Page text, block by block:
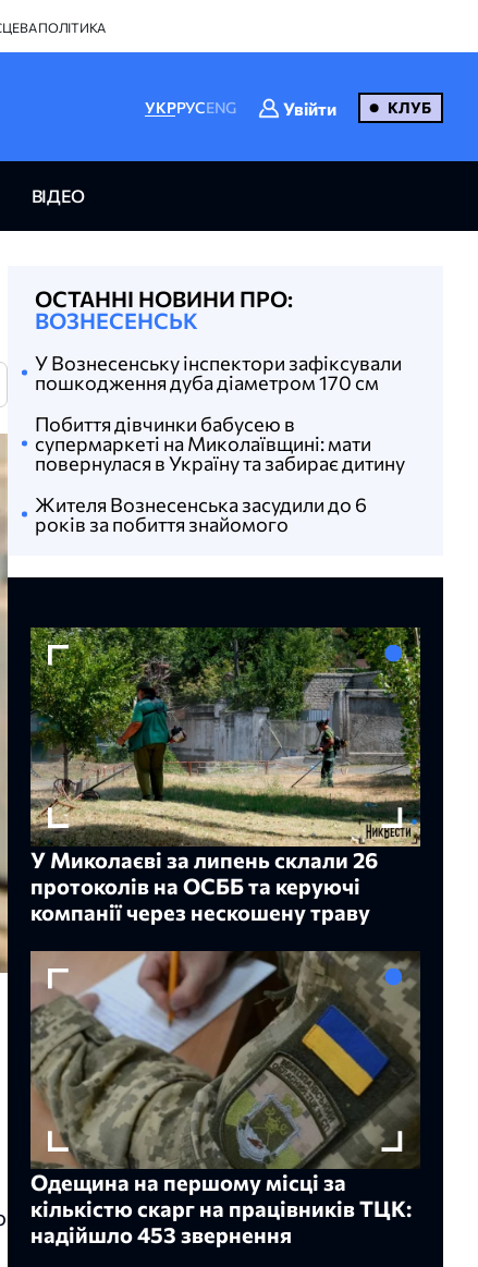
ПОЛІТИКА
УКРРУСENG Увійти КЛУБ
ВІДЕО
ОСТАННІ НОВИНИ ПРО:
ВОЗНЕСЕНСЬК
У Вознесенську інспектори зафіксували
пошкодження дуба діаметром 170 см
Побиття дівчинки бабусею в
супермаркеті на Миколаївщині: мати
повернулася в Україну та забирає дитину
Жителя Вознесенська засудили до 6
років за побиття знайомого
У Миколаєві за липень склали 26
протоколів на ОСББ та керуючі
компанії через нескошену траву
Одещина на першому місці за
кількістю скарг на працівників ТЦК:
надійшло 453 звернення